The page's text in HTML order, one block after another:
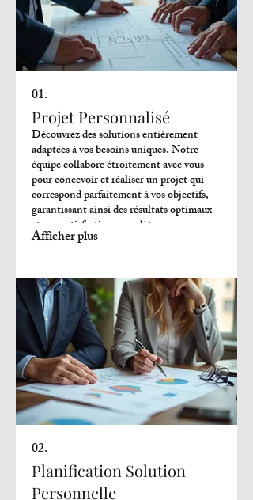
01.
Projet Personnalisé
Découvrez des solutions entièrement
adaptées à vos besoins uniques. Notre
équipe collabore étroitement avec vous
pour concevoir et réaliser un projet qui
correspond parfaitement à vos objectifs,
garantissant ainsi des résultats optimaux
et une satisfaction complète.
Afficher plus
02.
Planification Solution
Personnelle